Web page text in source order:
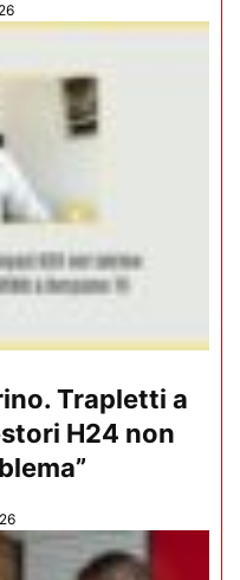
Trapletti a
H24 non